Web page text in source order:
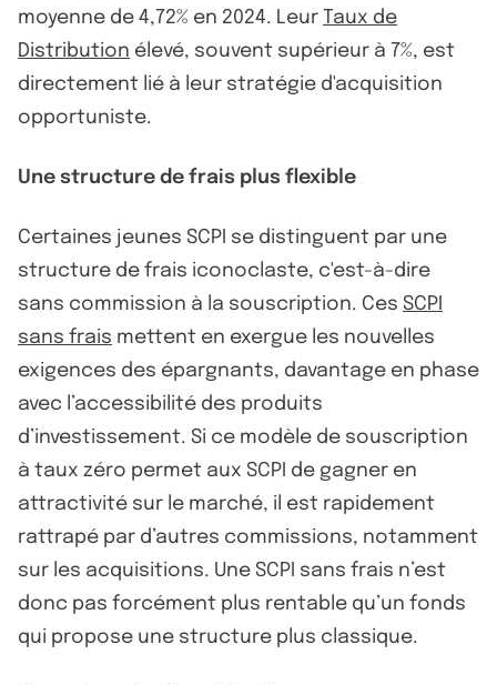
moyenne de 4,72% en 2024. Leur Taux de
Distribution élevé, souvent supérieur à 7%, est
directement lié à leur stratégie d'acquisition
opportuniste.
Une structure de frais plus flexible
Certaines jeunes SCPI se distinguent par une
structure de frais iconoclaste, c'est-à-dire
sans commission à la souscription. Ces SCPI
sans frais mettent en exergue les nouvelles
exigences des épargnants, davantage en phase
avec l’accessibilité des produits
d’investissement. Si ce modèle de souscription
à taux zéro permet aux SCPI de gagner en
attractivité sur le marché, il est rapidement
rattrapé par d’autres commissions, notamment
sur les acquisitions. Une SCPI sans frais n’est
donc pas forcément plus rentable qu’un fonds
qui propose une structure plus classique.